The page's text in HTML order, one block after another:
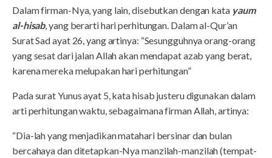
Dalam firman-Nya, yang lain, disebutkan dengan kata yaum
al-hisab, yang berarti hari perhitungan. Dalam al-Qur’an
Surat Sad ayat 26, yang artinya: “Sesungguhnya orang-orang
yang sesat dari jalan Allah akan mendapat azab yang berat,
karena mereka melupakan hari perhitungan”
Pada surat Yunus ayat 5, kata hisab justeru digunakan dalam
arti perhitungan waktu, sebagaimana firman Allah, artinya:
“Dia-lah yang menjadikan matahari bersinar dan bulan
bercahaya dan ditetapkan-Nya manzilah-manzilah (tempat-